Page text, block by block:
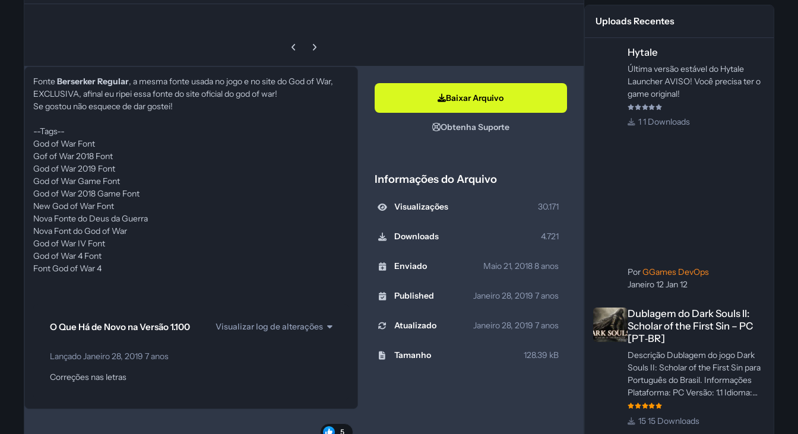
Previous carousel slide
Next carousel slide
FonteBerserker Regular, a mesma fonte usada no jogo e no site do God of War,
EXCLUSIVA, afinal eu ripei essa fonte do site oficial do god of war!
Se gostou não esquece de dar gostei!
--Tags--
God of War Font
Gof of War 2018 Font
God of War 2019 Font
God of War Game Font
God of War 2018 Game Font
New God of War Font
Nova Fonte do Deus da Guerra
Nova Font do God of War
God of War IV Font
God of War 4 Font
Font God of War 4
O Que Há de Novo na Versão1.100 Visualizar log de alterações
LançadoJaneiro 28, 2019 7 anos
Correções nas letras
5
Baixar Arquivo
Obtenha Suporte
Informações do Arquivo
Visualizações 30.171
Downloads 4.721
Enviado Maio 21, 20188 anos
Published Janeiro 28, 2019 7 anos
Atualizado Janeiro 28, 2019 7 anos
Tamanho 128.39 kB
Uploads Recentes
Hytale
Última versão estável do Hytale
Launcher AVISO! Você precisa ter o
game original!
1 Downloads
PorGGames DevOps
Janeiro 12Jan 12
Dublagem do Dark Souls II:
Scholar of the First Sin – PC
[PT‑BR]
Descrição Dublagem do jogo Dark
Souls II: Scholar of the First Sin para
Português do Brasil. Informações
Plataforma: PC Versão: 1.1 Idioma:
Português‑BR Versão Suportada:
Steam Idioma Suportado: Inglês
15 Downloads